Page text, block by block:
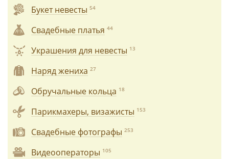
Букет невесты 54
Свадебные платья 44
Украшения для невесты 13
Наряд жениха 27
Обручальные кольца 18
Парикмахеры, визажисты 153
Свадебные фотографы 253
Видеооператоры 105